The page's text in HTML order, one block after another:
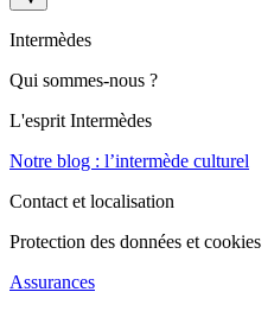
Intermèdes
Qui sommes-nous ?
L'esprit Intermèdes
Notre blog : l’intermède culturel
Contact et localisation
Protection des données et cookies
Assurances